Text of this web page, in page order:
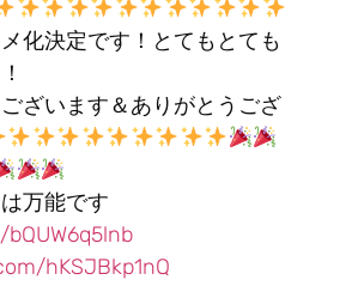
化決定です！とてもとても
ざいます＆ありがとうござ
万能です
hKSJBkp1nQ